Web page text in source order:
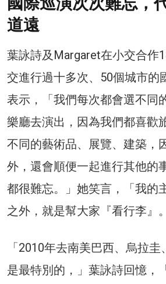
道遠
葉詠詩及Margaret在小交合作
交進行過十多次、50個城市的
表示，「我們每次都會選不同
樂廳去演出，因為我們都喜歡
不同的藝術品、展覽、建築，
外，還會順便一起進行其他的
都很難忘。」她笑言，「我的
之外，就是幫大家『看行李』
「2010年去南美巴西、烏拉
是最特別的，」葉詠詩回憶，